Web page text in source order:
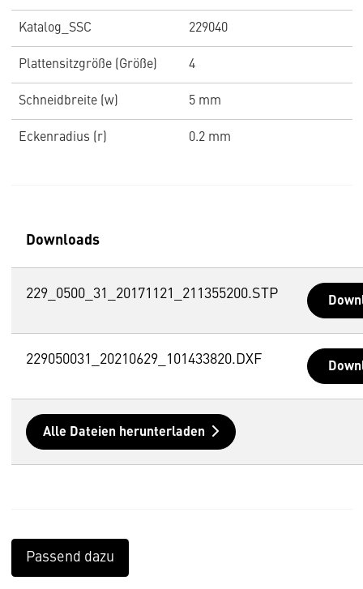
Katalog_SSC 229040
Plattensitzgröße (Größe) 4
Schneidbreite (w) 5 mm
Eckenradius (r) 0.2 mm
Downloads
229_0500_31_20171121_211355200.STP
229050031_20210629_101433820.DXF
Alle Dateien herunterladen
Passend dazu